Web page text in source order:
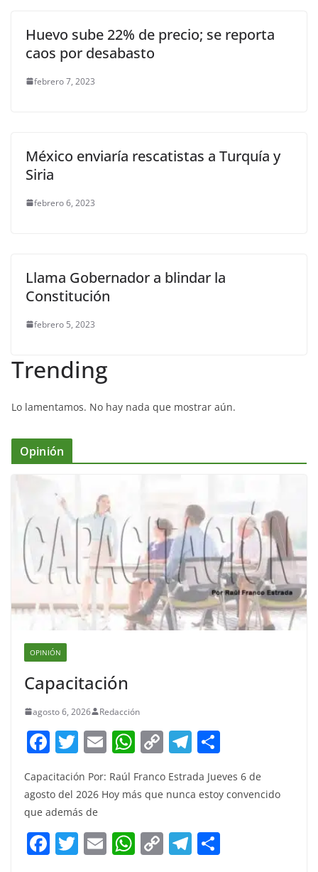
Huevo sube 22% de precio; se reporta
caos por desabasto
febrero 7, 2023
México enviaría rescatistas a Turquía y
Siria
febrero 6, 2023
Llama Gobernador a blindar la
Constitución
febrero 5, 2023
Trending
Lo lamentamos. No hay nada que mostrar aún.
Opinión
OPINIÓN
Capacitación
agosto 6, 2026 Redacción
F
a
c
e
b
o
T
itt
er
E
m
ai
W
at
A
p
C
p
Li
n
T
el
e
a
m
ar
e
Capacitación Por: Raúl Franco Estrada Jueves 6 de
agosto del 2026 Hoy más que nunca estoy convencido
que además de
F T E W C T